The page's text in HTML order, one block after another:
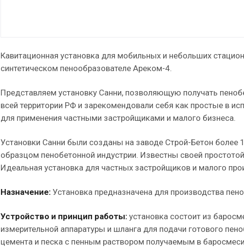
Кавитационная установка для мобильных и небольших
синтетическом пенообразователе Ареком-4.
Представляем установку Санни, позволяющую получать
всей территории РФ и зарекомендовали себя как простые в
для применения частными застройщиками и малого бизнеса.
Установки Санни были созданы на заводе Строй-Бетон более
образцом пенобетонной индустрии. Известны своей
Идеальная установка для частных застройщиков и малого
Назначение: Установка предназначена для производства
Устройство и принцип работы: установка состоит из
измерительной аппаратуры и шланга для подачи готового
цемента и песка с пенным раствором получаемым в